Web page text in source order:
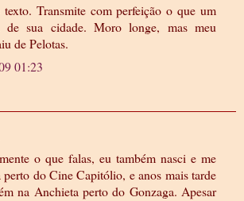
Transmite com perfeição o que um
de sua cidade. Moro longe, mas meu
de Pelotas.
01:23
o que falas, eu também nasci e me
do Cine Capitólio, e anos mais tarde
na Anchieta perto do Gonzaga. Apesar